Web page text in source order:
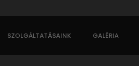
SZOLGÁLTATÁSAINK GALÉRIA